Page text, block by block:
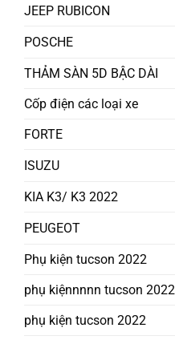
JEEP RUBICON
POSCHE
THẢM SÀN 5D BẬC DÀI
Cốp điện các loại xe
FORTE
ISUZU
KIA K3/ K3 2022
PEUGEOT
Phụ kiện tucson 2022
phụ kiệnnnnn tucson 2022
phụ kiện tucson 2022